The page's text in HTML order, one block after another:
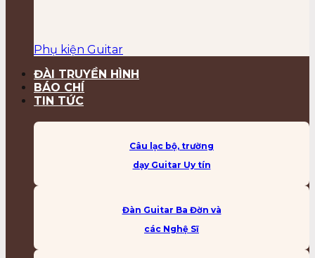
Phụ kiện Guitar
ĐÀI TRUYỀN HÌNH
BÁO CHÍ
TIN TỨC
Câu lạc bộ, trường
dạy Guitar Uy tín
Đàn Guitar Ba Đờn và
các Nghệ Sĩ